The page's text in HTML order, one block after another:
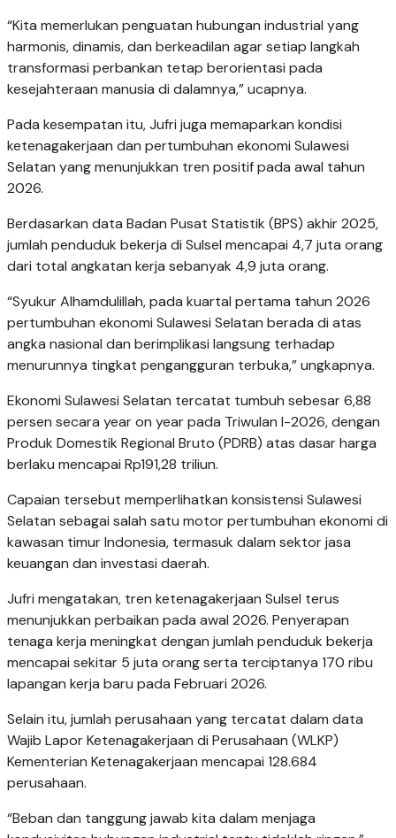
“Kita memerlukan penguatan hubungan industrial yang
harmonis, dinamis, dan berkeadilan agar setiap langkah
transformasi perbankan tetap berorientasi pada
kesejahteraan manusia di dalamnya,” ucapnya.
Pada kesempatan itu, Jufri juga memaparkan kondisi
ketenagakerjaan dan pertumbuhan ekonomi Sulawesi
Selatan yang menunjukkan tren positif pada awal tahun
2026.
Berdasarkan data Badan Pusat Statistik (BPS) akhir 2025,
jumlah penduduk bekerja di Sulsel mencapai 4,7 juta orang
dari total angkatan kerja sebanyak 4,9 juta orang.
“Syukur Alhamdulillah, pada kuartal pertama tahun 2026
pertumbuhan ekonomi Sulawesi Selatan berada di atas
angka nasional dan berimplikasi langsung terhadap
menurunnya tingkat pengangguran terbuka,” ungkapnya.
Ekonomi Sulawesi Selatan tercatat tumbuh sebesar 6,88
persen secara year on year pada Triwulan I-2026, dengan
Produk Domestik Regional Bruto (PDRB) atas dasar harga
berlaku mencapai Rp191,28 triliun.
Capaian tersebut memperlihatkan konsistensi Sulawesi
Selatan sebagai salah satu motor pertumbuhan ekonomi di
kawasan timur Indonesia, termasuk dalam sektor jasa
keuangan dan investasi daerah.
Jufri mengatakan, tren ketenagakerjaan Sulsel terus
menunjukkan perbaikan pada awal 2026. Penyerapan
tenaga kerja meningkat dengan jumlah penduduk bekerja
mencapai sekitar 5 juta orang serta terciptanya 170 ribu
lapangan kerja baru pada Februari 2026.
Selain itu, jumlah perusahaan yang tercatat dalam data
Wajib Lapor Ketenagakerjaan di Perusahaan (WLKP)
Kementerian Ketenagakerjaan mencapai 128.684
perusahaan.
“Beban dan tanggung jawab kita dalam menjaga